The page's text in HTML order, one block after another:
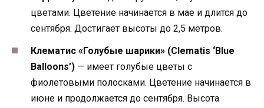
цветами. Цветение начинается в мае и длится до
сентября. Достигает высоты до 2,5 метров.
Клематис «Голубые шарики» (Clematis ‘Blue
Balloons’) — имеет голубые цветы с
фиолетовыми полосками. Цветение начинается в
июне и продолжается до сентября. Высота